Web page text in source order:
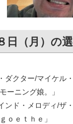
日（月）の
ダクター/マイケル
ーニング娘。」
ンド・メロディ/ザ
ｏｅｔｈｅ」